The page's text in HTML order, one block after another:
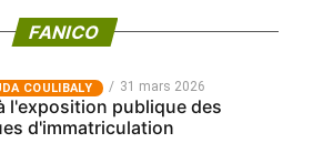
FANICO
COULIBALY 31 mars 2026
l'exposition publique des
d'immatriculation